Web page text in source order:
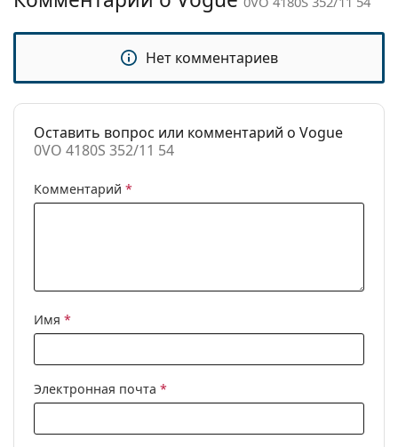
Бренд:
Vogue
Использование:
Модные
Нет комментариев
Оставить вопрос или комментарий о Vogue
0VO 4180S 352/11 54
Комментарий *
Имя *
Электронная почта *